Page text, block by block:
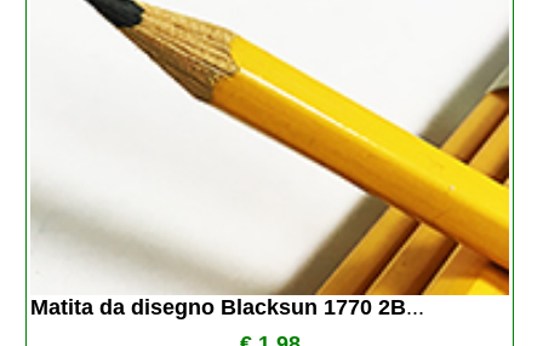
Matita da disegno Blacksun 1770 2B...